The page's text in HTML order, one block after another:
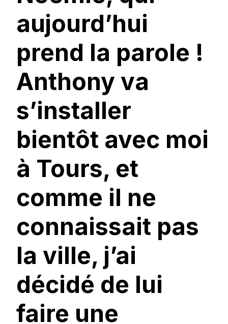
SURPRISE
!
aujourd’hui
prend la parole !
Anthony va
s’installer
bientôt avec moi
à Tours, et
comme il ne
connaissait pas
la ville, j’ai
décidé de lui
faire une